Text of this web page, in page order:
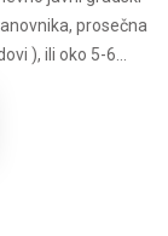
prosečna
), ili oko 5-6...